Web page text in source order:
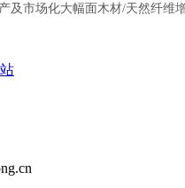
市场化大幅面木材/天然纤维